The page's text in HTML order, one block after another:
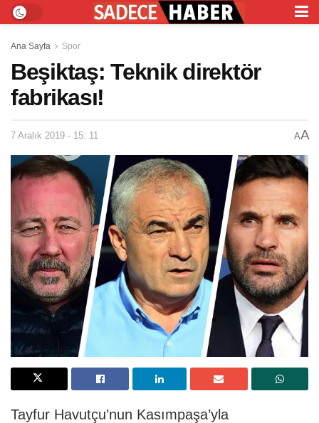
Ana Sayfa Spor
Beşiktaş: Teknik direktör
fabrikası!
7 Aralık 2019 - 15: 11 AA
Tayfur Havutçu’nun Kasımpaşa’yla